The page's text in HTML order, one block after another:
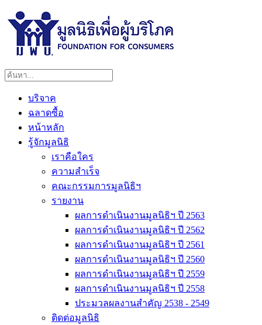
บริจาค
ฉลาดซื้อ
หน้าหลัก
รู้จักมูลนิธิ
เราคือใคร
ความสำเร็จ
คณะกรรมการมูลนิธิฯ
รายงาน
ผลการดำเนินงานมูลนิธิฯ ปี 2563
ผลการดำเนินงานมูลนิธิฯ ปี 2562
ผลการดำเนินงานมูลนิธิฯ ปี 2561
ผลการดำเนินงานมูลนิธิฯ ปี 2560
ผลการดำเนินงานมูลนิธิฯ ปี 2559
ผลการดำเนินงานมูลนิธิฯ ปี 2558
ประมวลผลงานสำคัญ 2538 - 2549
ติดต่อมูลนิธิ